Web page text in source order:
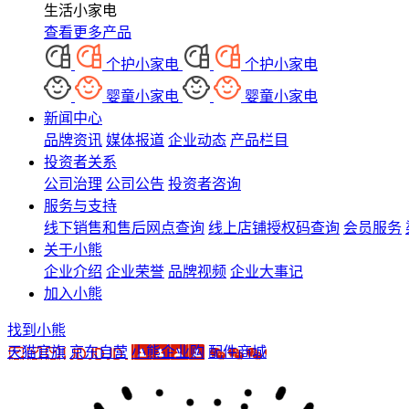
生活小家电
查看更多产品
个护小家电 个护小家电
婴童小家电
婴童小家电
新闻中心
品牌资讯 媒体报道 企业动态 产品栏目
投资者关系
公司治理 公司公告 投资者咨询
服务与支持
线下销售和售后网点查询 线上店铺授权码查询 会员服务
关于小熊
企业介绍 企业荣誉 品牌视频 企业大事记
加入小熊
找到小熊
天猫官旗 京东自营 小熊企业购 配件商城